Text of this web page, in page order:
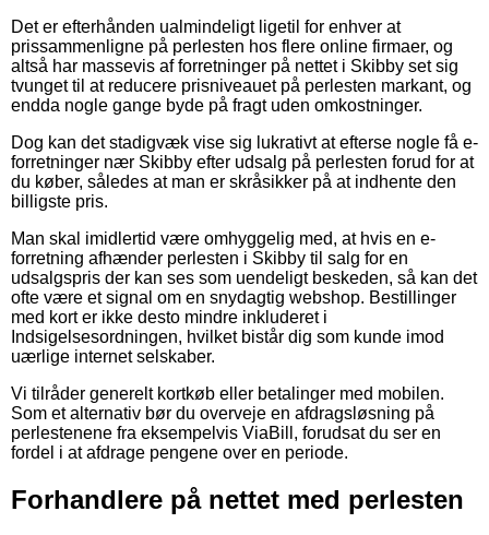
Det er efterhånden ualmindeligt ligetil for enhver at
prissammenligne på perlesten hos flere online firmaer, og
altså har massevis af forretninger på nettet i Skibby set sig
tvunget til at reducere prisniveauet på perlesten markant, og
endda nogle gange byde på fragt uden omkostninger.
Dog kan det stadigvæk vise sig lukrativt at efterse nogle få e-
forretninger nær Skibby efter udsalg på perlesten forud for at
du køber, således at man er skråsikker på at indhente den
billigste pris.
Man skal imidlertid være omhyggelig med, at hvis en e-
forretning afhænder perlesten i Skibby til salg for en
udsalgspris der kan ses som uendeligt beskeden, så kan det
ofte være et signal om en snydagtig webshop. Bestillinger
med kort er ikke desto mindre inkluderet i
Indsigelsesordningen, hvilket bistår dig som kunde imod
uærlige internet selskaber.
Vi tilråder generelt kortkøb eller betalinger med mobilen.
Som et alternativ bør du overveje en afdragsløsning på
perlestenene fra eksempelvis ViaBill, forudsat du ser en
fordel i at afdrage pengene over en periode.
Forhandlere på nettet med perlesten